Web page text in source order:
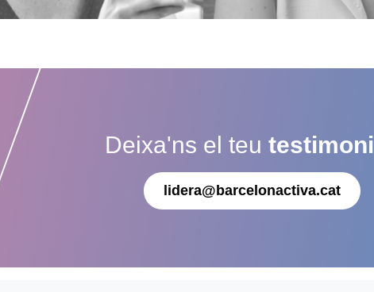
Deixa'ns el teu testimoni
lidera@barcelonactiva.cat